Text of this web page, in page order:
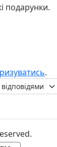
подарунки.
.